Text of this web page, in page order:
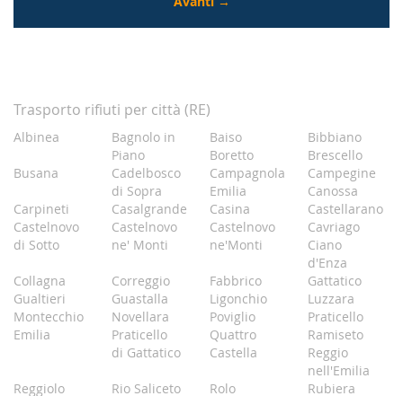
Trasporto rifiuti per città (RE)
Albinea
Bagnolo in
Piano
Baiso
Bibbiano
Boretto
Brescello
Busana
Cadelbosco
di Sopra
Campagnola
Emilia
Campegine
Canossa
Carpineti
Casalgrande Casina
Castellarano
Castelnovo
di Sotto
Castelnovo
ne' Monti
Castelnovo
ne'Monti
Cavriago
Ciano
d'Enza
Collagna
Correggio Fabbrico
Gattatico
Gualtieri
Guastalla Ligonchio
Luzzara
Montecchio
Emilia
Novellara Poviglio
Praticello
Praticello
di Gattatico
Quattro
Castella
Ramiseto
Reggio
nell'Emilia
Reggiolo
Rio Saliceto Rolo Rubiera